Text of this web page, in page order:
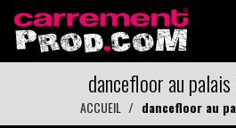
dancefloor au
ACCUEIL dancefloor au